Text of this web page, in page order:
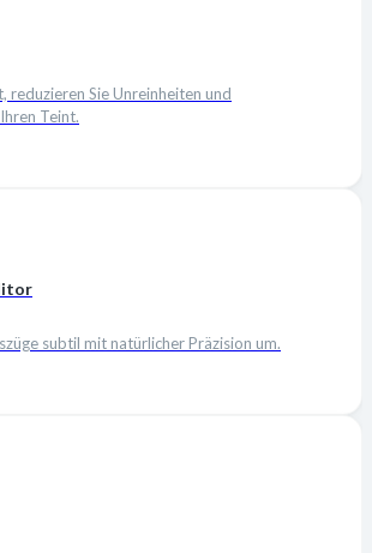
reduzieren Sie Unreinheiten und
Teint.
subtil mit natürlicher Präzision um.